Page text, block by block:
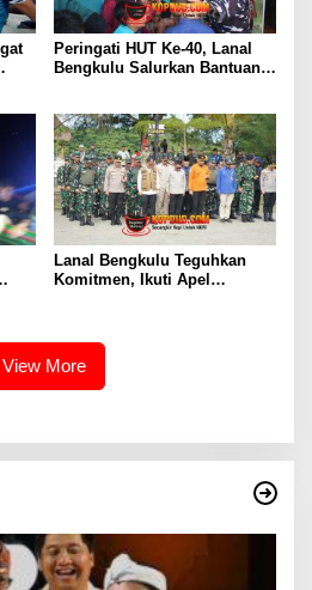
Peringati HUT Ke-40, Lanal
Bengkulu Salurkan Bantuan
Lanal Bengkulu Teguhkan
Komitmen, Ikuti Apel
View More